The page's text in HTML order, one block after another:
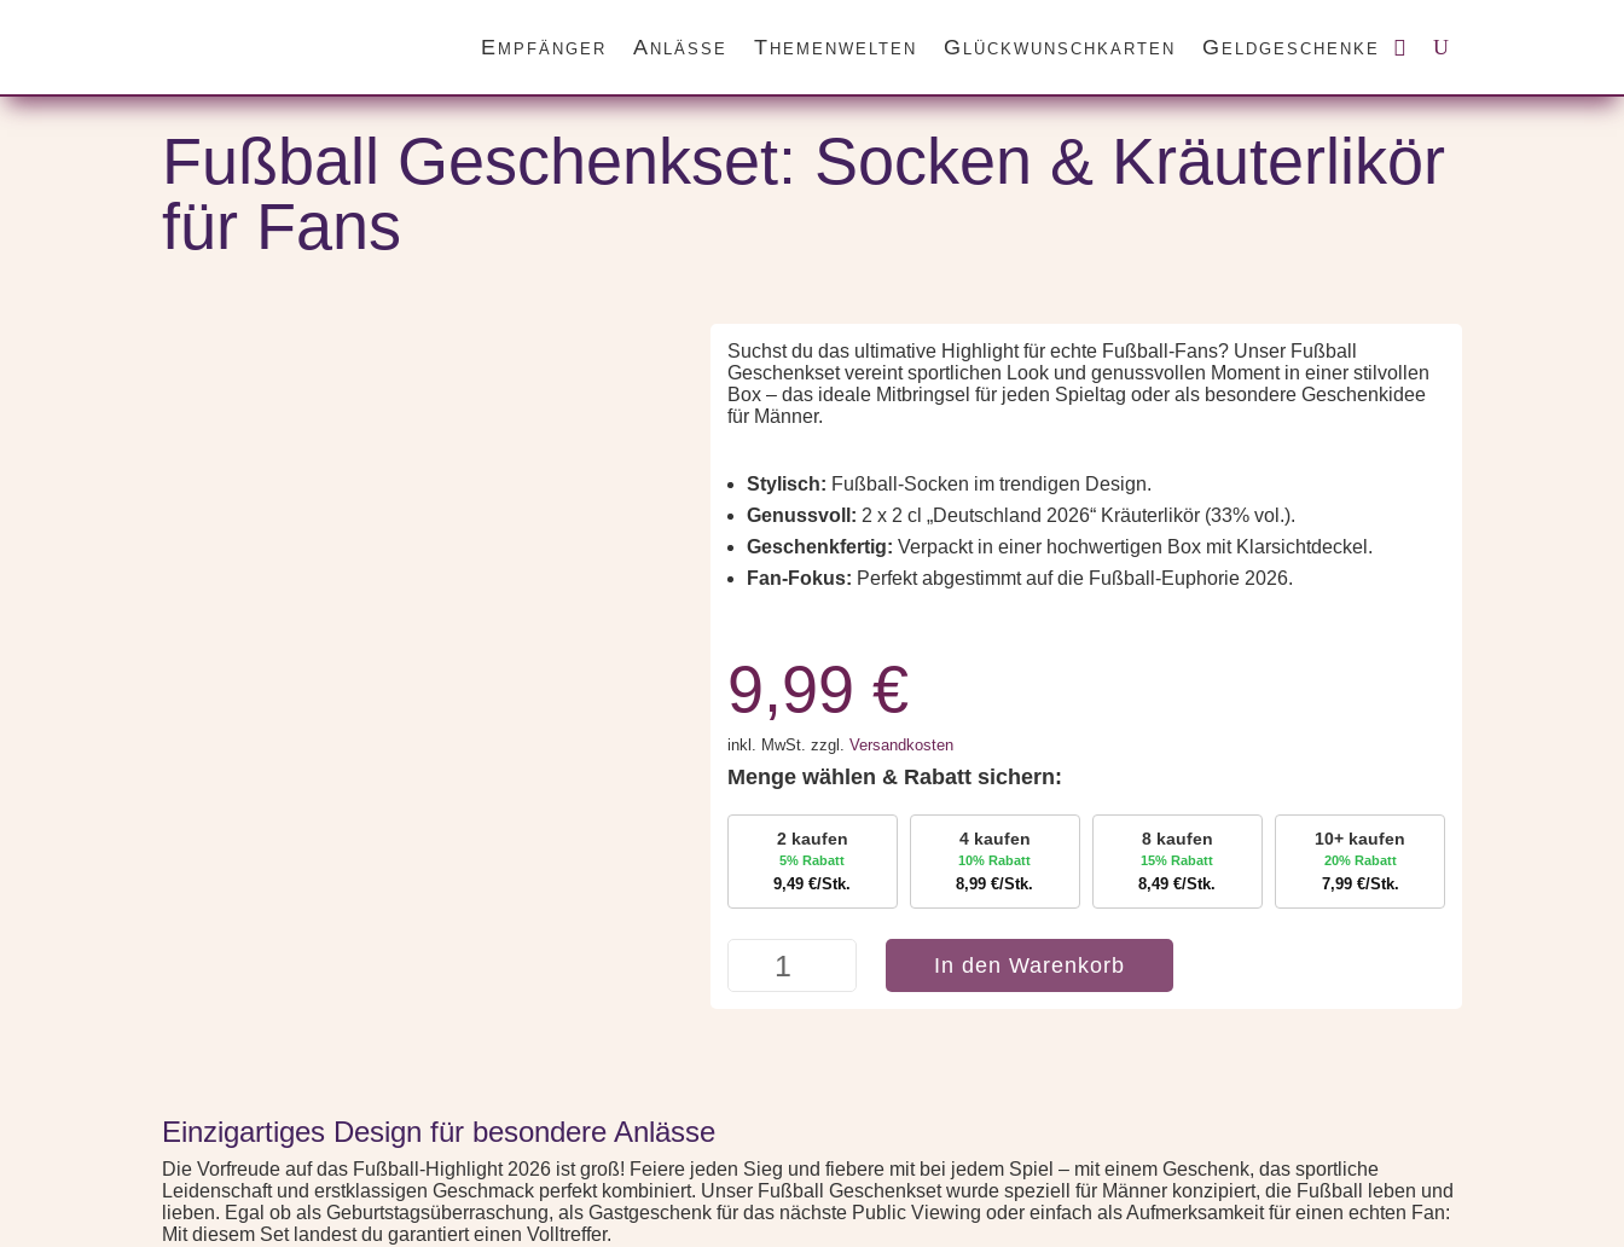
Empfänger Anlässe Themenwelten Glückwunschkarten Geldgeschenke
Fußball Geschenkset: Socken & Kräuterlikör
für Fans
Suchst du das ultimative Highlight für echte Fußball-Fans? Unser Fußball
Geschenkset vereint sportlichen Look und genussvollen Moment in einer stilvollen
Box – das ideale Mitbringsel für jeden Spieltag oder als besondere Geschenkidee
für Männer.
Stylisch: Fußball-Socken im trendigen Design.
Genussvoll: 2 x 2 cl „Deutschland 2026“ Kräuterlikör (33% vol.).
Geschenkfertig: Verpackt in einer hochwertigen Box mit Klarsichtdeckel.
Fan-Fokus: Perfekt abgestimmt auf die Fußball-Euphorie 2026.
9,99 €
inkl. MwSt. zzgl. Versandkosten
Menge wählen & Rabatt sichern:
2 kaufen
5% Rabatt
9,49€/Stk.
4 kaufen
10% Rabatt
8,99€/Stk.
8 kaufen
15% Rabatt
8,49€/Stk.
10+ kaufen
20% Rabatt
7,99 €/Stk.
Fußball
Geschenkset:
Socken
In den Warenkorb
Einzigartiges Design für besondere Anlässe
Die Vorfreude auf das Fußball-Highlight 2026 ist groß! Feiere jeden Sieg und fiebere mit bei jedem Spiel – mit einem Geschenk, das sportliche
Leidenschaft und erstklassigen Geschmack perfekt kombiniert. Unser Fußball Geschenkset wurde speziell für Männer konzipiert, die Fußball leben und
lieben. Egal ob als Geburtstagsüberraschung, als Gastgeschenk für das nächste Public Viewing oder einfach als Aufmerksamkeit für einen echten Fan:
Mit diesem Set landest du garantiert einen Volltreffer.